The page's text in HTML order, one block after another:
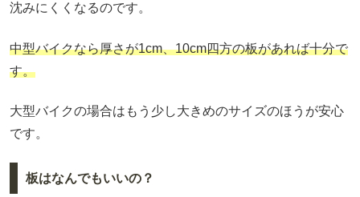
沈みにくくなるのです。
中型バイクなら厚さが1cm、10cm四方の板があれば十分で
す。
大型バイクの場合はもう少し大きめのサイズのほうが安心
です。
板はなんでもいいの？